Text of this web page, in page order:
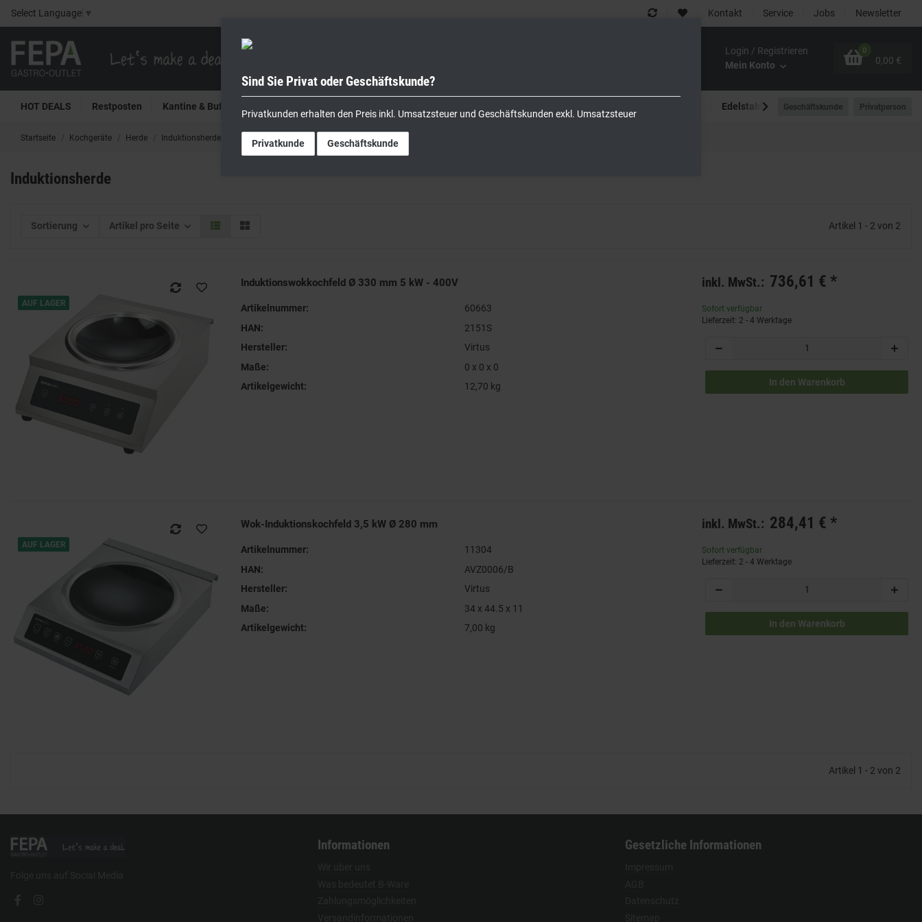
Select Language ▼ Kontakt Service Jobs Newsletter
Login / Registrieren
Mein Konto
0
0,00 €
HOT DEALS Restposten Kantine & Buffet Edelstahlmöbel Outdoor-Bereich
Geschäftskunde Privatperson
Startseite Kochgeräte Herde Induktionsherde
Induktionsherde
Sortierung Artikel pro Seite Artikel 1 - 2 von 2
AUF LAGER
Induktionswokkochfeld Ø 330 mm 5 kW - 400V
Artikelnummer:
60663
HAN:
2151S
Hersteller:
Virtus
Maße:
0 x 0 x 0
Artikelgewicht:
12,70 kg
inkl. MwSt.: 736,61 € *
Sofort verfügbar
Lieferzeit: 2 - 4 Werktage
In den Warenkorb
AUF LAGER
Wok-Induktionskochfeld 3,5 kW Ø 280 mm
Artikelnummer:
11304
HAN:
AVZ0006/B
Hersteller:
Virtus
Maße:
34 x 44.5 x 11
Artikelgewicht:
7,00 kg
inkl. MwSt.: 284,41 € *
Sofort verfügbar
Lieferzeit: 2 - 4 Werktage
In den Warenkorb
Artikel 1 - 2 von 2
Informationen Gesetzliche Informationen
Sind Sie Privat oder Geschäftskunde?
Privatkunden erhalten den Preis inkl. Umsatzsteuer und Geschäftskunden exkl. Umsatzsteuer
Privatkunde Geschäftskunde